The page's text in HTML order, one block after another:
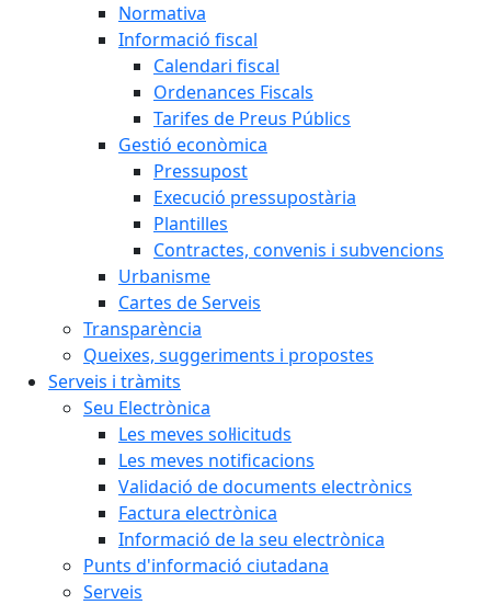
Normativa
Informació fiscal
Calendari fiscal
Ordenances Fiscals
Tarifes de Preus Públics
Gestió econòmica
Pressupost
Execució pressupostària
Plantilles
Contractes, convenis i subvencions
Urbanisme
Cartes de Serveis
Transparència
Queixes, suggeriments i propostes
Serveis i tràmits
Seu Electrònica
Les meves sol·licituds
Les meves notificacions
Validació de documents electrònics
Factura electrònica
Informació de la seu electrònica
Punts d'informació ciutadana
Serveis